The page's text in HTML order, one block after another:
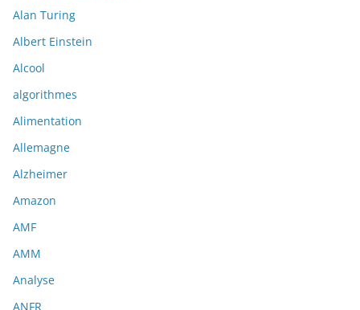
Alan Turing
Albert Einstein
Alcool
algorithmes
Alimentation
Allemagne
Alzheimer
Amazon
AMF
AMM
Analyse
ANFR